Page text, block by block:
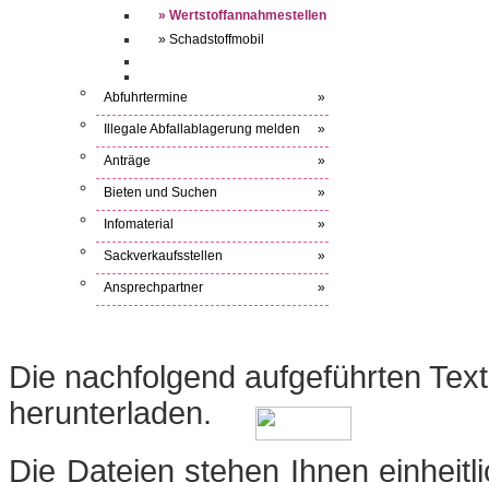
» Wertstoffannahmestellen
» Schadstoffmobil
Abfuhrtermine »
Illegale Abfallablagerung melden »
Anträge »
Bieten und Suchen »
Infomaterial »
Sackverkaufsstellen »
Ansprechpartner »
Die nachfolgend aufgeführten
herunterladen.
Die Dateien stehen Ihnen